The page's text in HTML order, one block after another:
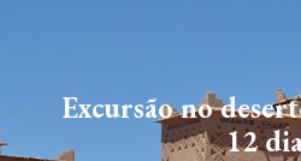
Excursão no
12